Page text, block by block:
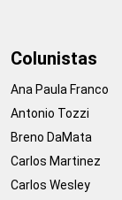
Colunistas
Ana Paula Franco
Antonio Tozzi
Breno DaMata
Carlos Martinez
Carlos Wesley